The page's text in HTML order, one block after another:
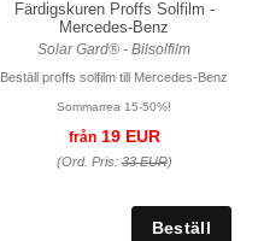
Färdigskuren Proffs Solfilm -
Mercedes-Benz
Solar Gard® - Bilsolfilm
Beställ proffs solfilm till Mercedes-Benz
Sommarrea 15-50%!
från19 EUR
(Ord. Pris:33 EUR)